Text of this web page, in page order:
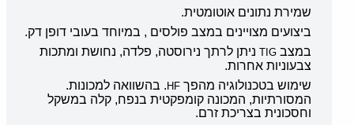
שמירת נתונים אוטומטית.
ביצועים מצויינים במצב פולסים , במיוחד בעובי דופן דק.
במצב TIG ניתן לרתך נירוסטה, פלדה, נחושת ומתכות
צבעוניות אחרות.
שימוש בטכנולוגיה מהפך HF
. בהשוואה למכונות.
המסורתיות, המכונה קומפקטית בנפח, קלה במשקל
וחסכונית בצריכת זרם.